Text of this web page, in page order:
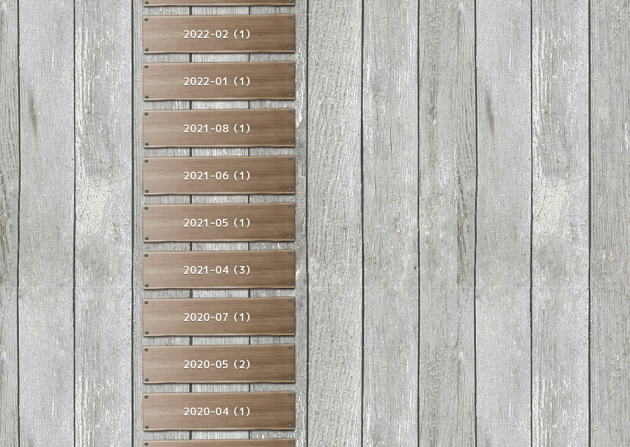
2022-02（1）
2022-01（1）
2021-08（1）
2021-06（1）
2021-05（1）
2021-04（3）
2020-07（1）
2020-05（2）
2020-04（1）